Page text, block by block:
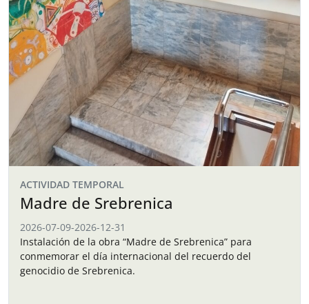
ACTIVIDAD TEMPORAL
Madre de Srebrenica
2026-07-09-2026-12-31
Instalación de la obra “Madre de Srebrenica” para
conmemorar el día internacional del recuerdo del
genocidio de Srebrenica.